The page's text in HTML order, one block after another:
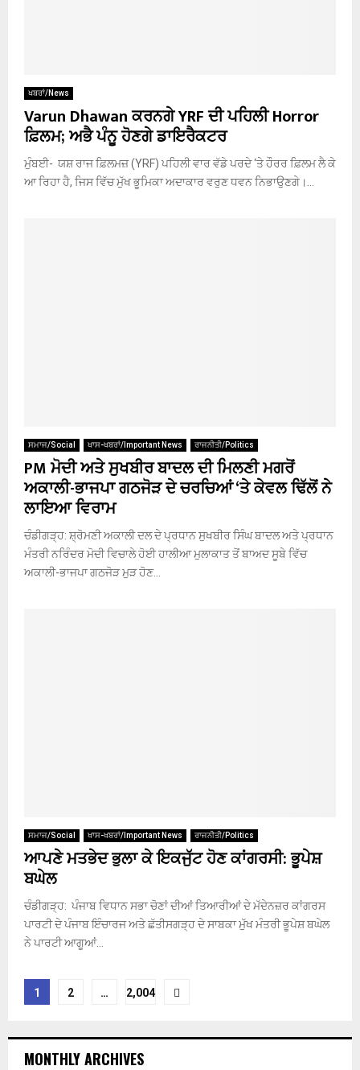
ਖਬਰਾਂ/News
Varun Dhawan ਕਰਨਗੇ YRF ਦੀ ਪਹਿਲੀ Horror
ਫ਼ਿਲਮ; ਅਭੈ ਪੰਨੂ ਹੋਣਗੇ ਡਾਇਰੈਕਟਰ
ਮੁੰਬਈ- ਯਸ਼ ਰਾਜ ਫ਼ਿਲਮਜ਼ (YRF) ਪਹਿਲੀ ਵਾਰ ਵੱਡੇ ਪਰਦੇ ‘ਤੇ ਹੌਰਰ ਫ਼ਿਲਮ ਲੈ ਕੇ
ਆ ਰਿਹਾ ਹੈ, ਜਿਸ ਵਿੱਚ ਮੁੱਖ ਭੂਮਿਕਾ ਅਦਾਕਾਰ ਵਰੁਣ ਧਵਨ ਨਿਭਾਉਣਗੇ।...
ਸਮਾਜ/Social ਖਾਸ-ਖਬਰਾਂ/Important News ਰਾਜਨੀਤੀ/Politics
PM ਮੋਦੀ ਅਤੇ ਸੁਖਬੀਰ ਬਾਦਲ ਦੀ ਮਿਲਣੀ ਮਗਰੋਂ
ਅਕਾਲੀ-ਭਾਜਪਾ ਗਠਜੋੜ ਦੇ ਚਰਚਿਆਂ ‘ਤੇ ਕੇਵਲ ਢਿੱਲੋਂ ਨੇ
ਲਾਇਆ ਵਿਰਾਮ
ਚੰਡੀਗੜ੍ਹ: ਸ਼੍ਰੋਮਣੀ ਅਕਾਲੀ ਦਲ ਦੇ ਪ੍ਰਧਾਨ ਸੁਖਬੀਰ ਸਿੰਘ ਬਾਦਲ ਅਤੇ ਪ੍ਰਧਾਨ
ਮੰਤਰੀ ਨਰਿੰਦਰ ਮੋਦੀ ਵਿਚਾਲੇ ਹੋਈ ਹਾਲੀਆ ਮੁਲਾਕਾਤ ਤੋਂ ਬਾਅਦ ਸੂਬੇ ਵਿੱਚ
ਅਕਾਲੀ-ਭਾਜਪਾ ਗਠਜੋੜ ਮੁੜ ਹੋਣ...
ਸਮਾਜ/Social ਖਾਸ-ਖਬਰਾਂ/Important News ਰਾਜਨੀਤੀ/Politics
ਆਪਣੇ ਮਤਭੇਦ ਭੁਲਾ ਕੇ ਇਕਜੁੱਟ ਹੋਣ ਕਾਂਗਰਸੀ: ਭੂਪੇਸ਼
ਬਘੇਲ
ਚੰਡੀਗੜ੍ਹ: ਪੰਜਾਬ ਵਿਧਾਨ ਸਭਾ ਚੋਣਾਂ ਦੀਆਂ ਤਿਆਰੀਆਂ ਦੇ ਮੱਦੇਨਜ਼ਰ ਕਾਂਗਰਸ
ਪਾਰਟੀ ਦੇ ਪੰਜਾਬ ਇੰਚਾਰਜ ਅਤੇ ਛੱਤੀਸਗੜ੍ਹ ਦੇ ਸਾਬਕਾ ਮੁੱਖ ਮੰਤਰੀ ਭੂਪੇਸ਼ ਬਘੇਲ
ਨੇ ਪਾਰਟੀ ਆਗੂਆਂ...
Posts
1 2 … 2,004
MONTHLY ARCHIVES